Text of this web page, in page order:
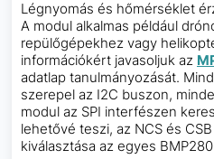
Légnyomás és hőmérséklet
A modul alkalmas például
repülőgépekhez vagy
információkért javasoljuk az
adatlap tanulmányozását.
szerepel az I2C buszon,
modul az SPI interfészen
lehetővé teszi, az NCS és
kiválasztása az egyes